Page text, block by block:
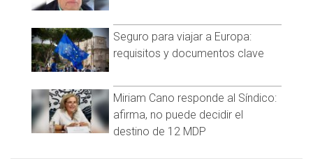
Seguro para viajar a Europa:
requisitos y documentos clave
Miriam Cano responde al Síndico:
afirma, no puede decidir el
destino de 12 MDP